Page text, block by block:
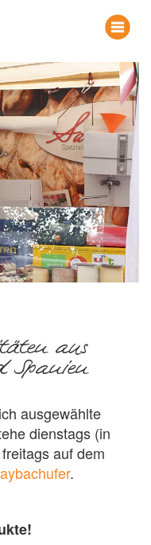
aus
Spanien
ausgewählte
dienstags (in
auf dem
.